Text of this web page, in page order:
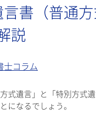
書（普通
説
士コラム
式遺言」と「特別方式
になるでしょう。